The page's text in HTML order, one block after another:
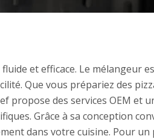
et efficace. Le mélangeur
Que vous prépariez des
propose des services OEM et
Grâce à sa conception
dans votre cuisine. Pour un